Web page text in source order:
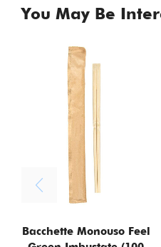
You May Be
Bacchette Monouso Feel